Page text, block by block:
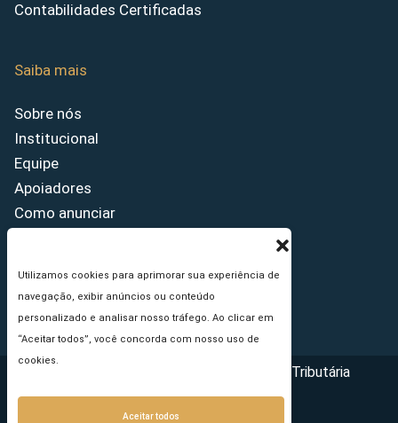
Utilizamos cookies para aprimorar sua experiência de
navegação, exibir anúncios ou conteúdo
personalizado e analisar nosso tráfego. Ao clicar em
“Aceitar todos”, você concorda com nosso uso de
cookies.
Aceitar todos
Contabilidades Certificadas
Saiba mais
Sobre nós
Institucional
Equipe
Apoiadores
Como anunciar
Princípios Editoriais
Copyright © 2026 - Portal da Reforma Tributária